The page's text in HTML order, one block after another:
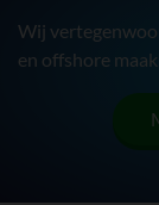
Wij
en offshore